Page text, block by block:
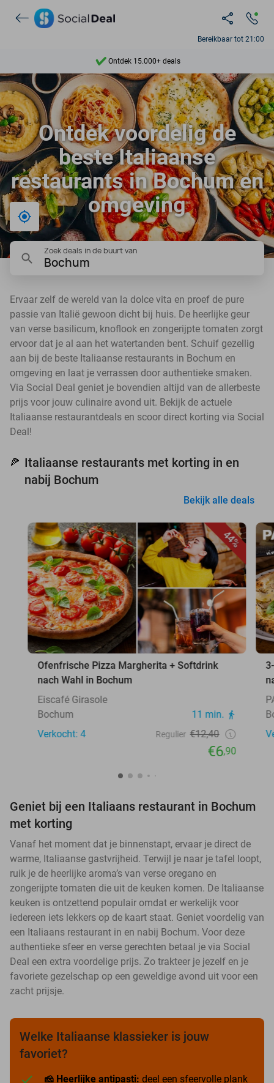
Bereikbaar tot 21:00
Ontdek 15.000+ deals
7 dagen per week beschikbaar
10+ miljoen leden
9,4
Ontdek 15.000+ deals
Ontdek voordelig de
beste Italiaanse
restaurants in Bochum en
omgeving
Bij mij in de buurt
Zoek deals in de buurt van
Bochum
Ervaar zelf de wereld van la dolce vita en proef de pure
passie van Italië gewoon dicht bij huis. De heerlijke geur
van verse basilicum, knoflook en zongerijpte tomaten zorgt
ervoor dat je al aan het watertanden bent. Schuif gezellig
aan bij de beste Italiaanse restaurants in Bochum en
omgeving en laat je verrassen door authentieke smaken.
Via Social Deal geniet je bovendien altijd van de allerbeste
prijs voor jouw culinaire avond uit. Bekijk de actuele
Italiaanse restaurantdeals en scoor direct korting via Social
Deal!
🍕 Italiaanse restaurants met korting in en
nabij Bochum
Bekijk alle deals
44%
Ofenfrische Pizza Margherita + Softdrink
nach Wahl in Bochum
Eiscafé Girasole
Bochum
11 min.
Verkocht: 4
Regulier €12,40
€6,90
Geniet bij een Italiaans restaurant in Bochum
met korting
Vanaf het moment dat je binnenstapt, ervaar je direct de
warme, Italiaanse gastvrijheid. Terwijl je naar je tafel loopt,
ruik je de heerlijke aroma’s van verse oregano en
zongerijpte tomaten die uit de keuken komen. De Italiaanse
keuken is ontzettend populair omdat er werkelijk voor
iedereen iets lekkers op de kaart staat. Geniet voordelig van
een Italiaans restaurant in en nabij Bochum. Voor deze
authentieke sfeer en verse gerechten betaal je via Social
Deal een extra voordelige prijs. Zo trakteer je jezelf en je
favoriete gezelschap op een geweldige avond uit voor een
zacht prijsje.
Welke Italiaanse klassieker is jouw
favoriet?
🧀 Heerlijke antipasti: deel een sfeervolle plank